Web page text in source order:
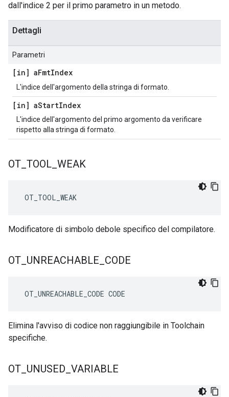
dall'indice 2 per il primo parametro in un metodo.
Dettagli
Parametri
[in] aFmtIndex
L'indice dell'argomento della stringa di formato.
[in] aStartIndex
L'indice dell'argomento del primo argomento da verificare
rispetto alla stringa di formato.
OT TOOL WEAK
OT_TOOL_WEAK
Modificatore di simbolo debole specifico del compilatore.
OT UNREACHABLE CODE
OT_UNREACHABLE_CODE CODE
Elimina l'avviso di codice non raggiungibile in Toolchain
specifiche.
OT UNUSED VARIABLE